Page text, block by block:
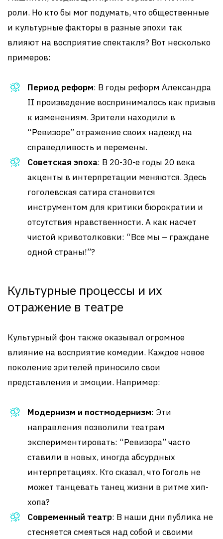
роли. Но кто бы мог подумать, что общественные
и культурные факторы в разные эпохи так
влияют на восприятие спектакля? Вот несколько
примеров:
Период реформ: В годы реформ Александра
II произведение воспринималось как призыв
к изменениям. Зрители находили в
“Ревизоре” отражение своих надежд на
справедливость и перемены.
Советская эпоха: В 20-30-е годы 20 века
акценты в интерпретации меняются. Здесь
гоголевская сатира становится
инструментом для критики бюрократии и
отсутствия нравственности. А как насчет
чистой кривотолковки: “Все мы – граждане
одной страны!”?
Культурные процессы и их
отражение в театре
Культурный фон также оказывал огромное
влияние на восприятие комедии. Каждое новое
поколение зрителей приносило свои
представления и эмоции. Например:
Модернизм и постмодернизм: Эти
направления позволили театрам
экспериментировать: “Ревизора” часто
ставили в новых, иногда абсурдных
интерпретациях. Кто сказал, что Гоголь не
может танцевать танец жизни в ритме хип-
хопа?
Современный театр: В наши дни публика не
стесняется смеяться над собой и своими